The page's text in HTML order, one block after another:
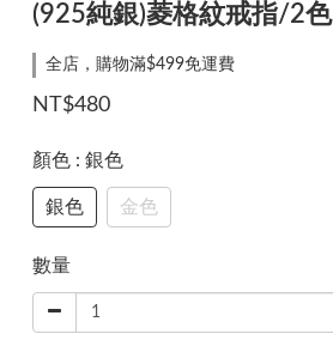
(925純銀)菱格紋戒指/2色
全店，購物滿$499免運費
NT$480
顏色 : 銀色
銀色 金色
數量